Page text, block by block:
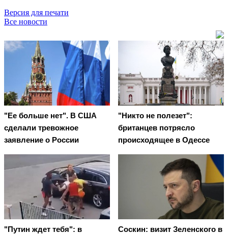
Версия для печати
Все новости
"Ее больше нет". В США
сделали тревожное
заявление о России
"Никто не полезет":
британцев потрясло
происходящее в Одессе
"Путин ждет тебя": в
Соскин: визит Зеленского в